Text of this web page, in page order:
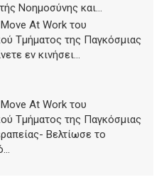
At Work του
Τμήματος της Παγκόσμιας
εν κινήσει...
At Work του
Τμήματος της Παγκόσμιας
Βελτίωσε το
Νοημοσύνης και...